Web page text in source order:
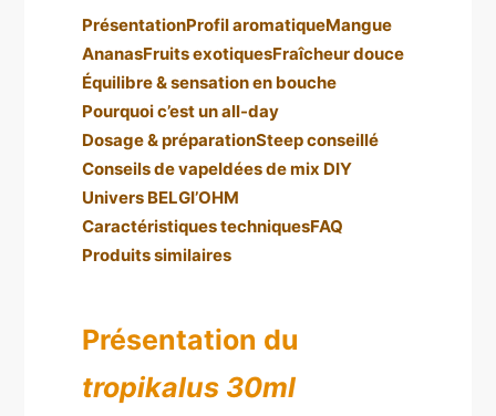
PrésentationProfil aromatiqueMangue
AnanasFruits exotiquesFraîcheur douce
Équilibre & sensation en bouche
Pourquoi c’est un all-day
Dosage & préparationSteep conseillé
Conseils de vapeIdées de mix DIY
Univers BELGI’OHM
Caractéristiques techniquesFAQ
Produits similaires
Présentation du
tropikalus 30ml